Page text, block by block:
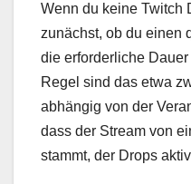
Wenn du keine Twitch
zunächst, ob du einen
die erforderliche
Regel sind das etwa
abhängig von der
dass der Stream von
stammt, der Drops